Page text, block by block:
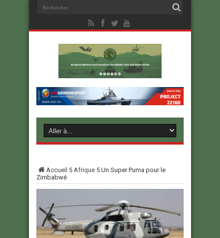
Accueil 5 Afrique 5 Un Super Puma pour le
Zimbabwé